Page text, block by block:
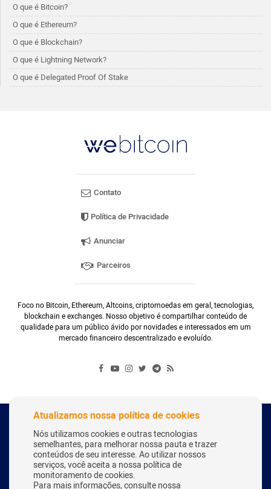
O que é Bitcoin?
O que é Ethereum?
O que é Blockchain?
O que é Lightning Network?
O que é Delegated Proof Of Stake
Contato
Política de Privacidade
Anunciar
Parceiros
Foco no Bitcoin, Ethereum, Altcoins, criptomoedas em geral, tecnologias,
blockchain e exchanges. Nosso objetivo é compartilhar conteúdo de
qualidade para um público ávido por novidades e interessados em um
mercado financeiro descentralizado e evoluído.
Copyright Webitcoin 2018 - Todos os Direitos Reservados
Desenvolvido por: Herick Correa
Atualizamos nossa política de cookies
Nós utilizamos cookies e outras tecnologias
semelhantes, para melhorar nossa pauta e trazer
conteúdos de seu interesse. Ao utilizar nossos
serviços, você aceita a nossa política de
monitoramento de cookies.
Para mais informações, consulte nossa